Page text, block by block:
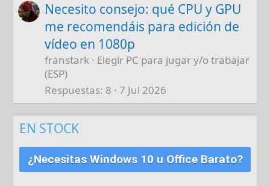
Necesito consejo: qué CPU y GPU
me recomendáis para edición de
vídeo en 1080p
franstark
Elegir PC para jugar y/o trabajar
(ESP)
Respuestas 8 7 Jul 2026
EN STOCK
¿Necesitas Windows 10 u Office Barato?